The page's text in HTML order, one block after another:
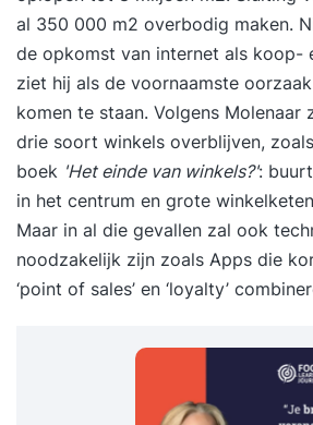
al 350 000 m2 overbodig maken.
de opkomst van internet als koop-
ziet hij als de voornaamste
komen te staan. Volgens Molenaar
drie soort winkels overblijven,
boek 'Het einde van winkels?':
in het centrum en grote
Maar in al die gevallen zal ook
noodzakelijk zijn zoals Apps die
‘point of sales’ en ‘loyalty’